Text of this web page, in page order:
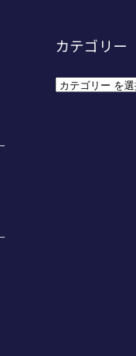
カテゴリー
カ